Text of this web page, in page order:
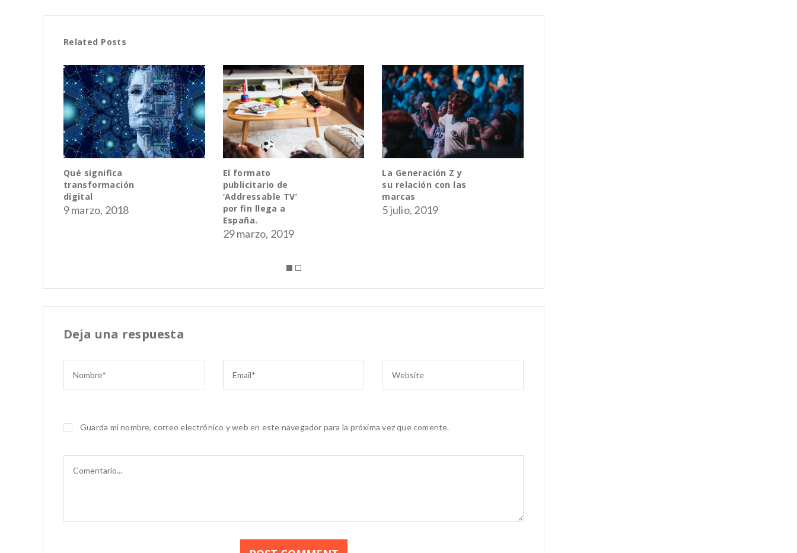
Related Posts
El formato
publicitario de
‘Addressable TV’
por fin llega a
La Generación Z y
su relación con las
marcas
5 julio, 2019
Las ventajas para
las compañías de
trabajar en la
nube
Deja una respuesta
Guarda mi nombre, correo electrónico y web en este navegador para la próxima vez que comente.